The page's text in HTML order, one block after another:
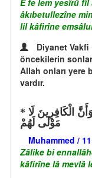
E fe lem yesîrû fîl
âkıbetullezîne
lil kâfirîne
Diyanet
öncekilerin
Allah onları yere
vardır.
مَوْلَى لَهُمْ
Muhammed /
Zâlike bi
kâfirîne lâ mevlâ